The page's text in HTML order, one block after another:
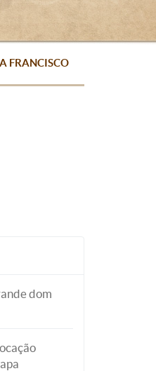
FRANCISCO
dom